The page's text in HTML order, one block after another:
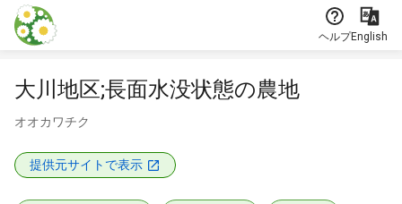
本文に飛ぶ
ヘルプEnglish
大川地区;長面水没状態の農地
オオカワチク
提供元サイトで表示